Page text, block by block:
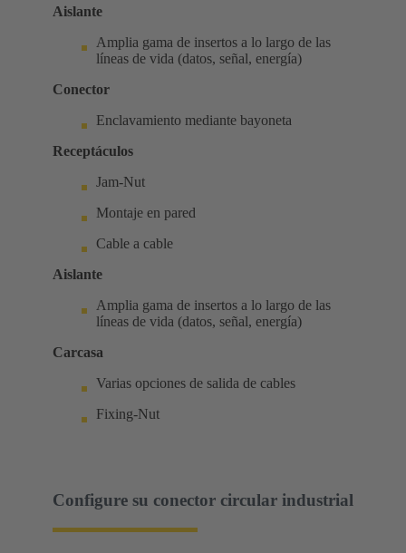
Aislante
Amplia gama de insertos a lo largo de las
líneas de vida (datos, señal, energía)
Conector
Enclavamiento mediante bayoneta
Receptáculos
Jam-Nut
Montaje en pared
Cable a cable
Aislante
Amplia gama de insertos a lo largo de las
líneas de vida (datos, señal, energía)
Carcasa
Varias opciones de salida de cables
Fixing-Nut
Configure su conector circular industrial